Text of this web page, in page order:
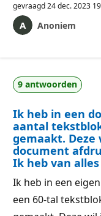
gevraagd24 dec. 2023
Anoniem
9 antwoorden
Ik heb in een
aantal
gemaakt.
document
Ik heb van
Ik heb in een
een 60-tal